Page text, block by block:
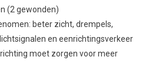
(2 gewonden)
beter zicht, drempels,
en eenrichtingsverkeer
moet zorgen voor meer